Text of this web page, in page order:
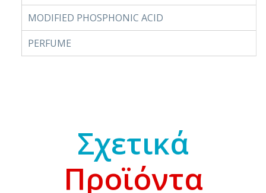
MODIFIED PHOSPHONIC ACID
PERFUME
Σχετικά
Προϊόντα